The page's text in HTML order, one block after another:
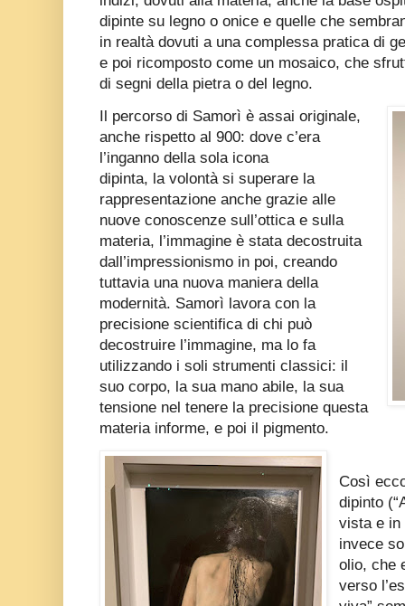
dipinte su legno o onice e quelle che
in realtà dovuti a una complessa pratica di
e poi ricomposto come un mosaico, che
di segni della pietra o del legno.
Il percorso di Samorì è assai originale,
anche rispetto al 900: dove c’era
l’inganno della sola icona
dipinta, la volontà si superare la
rappresentazione anche grazie alle
nuove conoscenze sull’ottica e sulla
materia, l’immagine è stata decostruita
dall’impressionismo in poi, creando
tuttavia una nuova maniera della
modernità. Samorì lavora con la
precisione scientifica di chi può
decostruire l’immagine, ma lo fa
utilizzando i soli strumenti classici: il
suo corpo, la sua mano abile, la sua
tensione nel tenere la precisione questa
materia informe, e poi il pigmento.
Così
dipinto
vista e in
invece
olio, che
verso